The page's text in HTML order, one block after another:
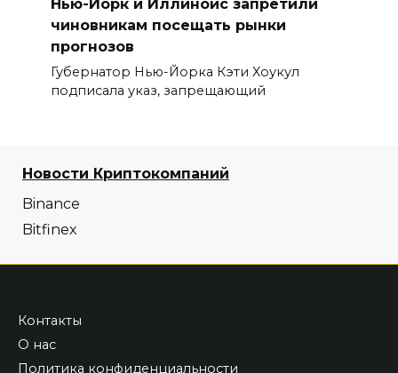
Нью-Йорк и Иллинойс запретили
чиновникам посещать рынки
прогнозов
Губернатор Нью-Йорка Кэти Хоукул
подписала указ, запрещающий
Новости Криптокомпаний
Binance
Bitfinex
Контакты
О нас
Политика конфиденциальности